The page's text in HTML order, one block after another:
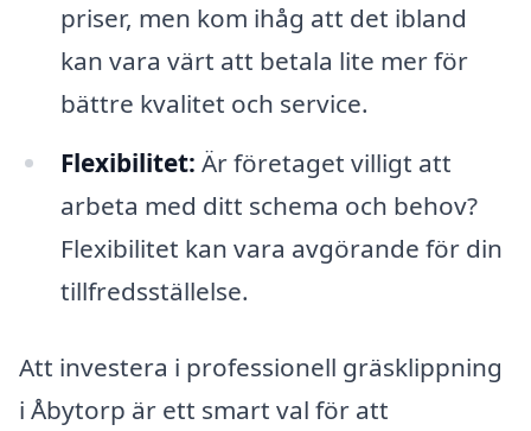
priser, men kom ihåg att det ibland
kan vara värt att betala lite mer för
bättre kvalitet och service.
Flexibilitet: Är företaget villigt att
arbeta med ditt schema och behov?
Flexibilitet kan vara avgörande för din
tillfredsställelse.
Att investera i professionell gräsklippning
i Åbytorp är ett smart val för att